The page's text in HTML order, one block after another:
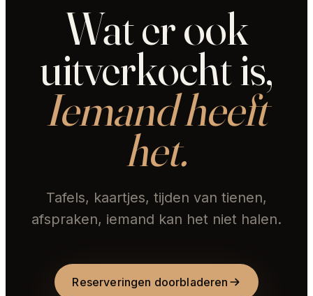
Wat er ook
uitverkocht is,
Iemand heeft
het.
Tafels, kaartjes, tijden van tienen,
afspraken, iemand kan het niet halen.
Reserveringen doorbladeren